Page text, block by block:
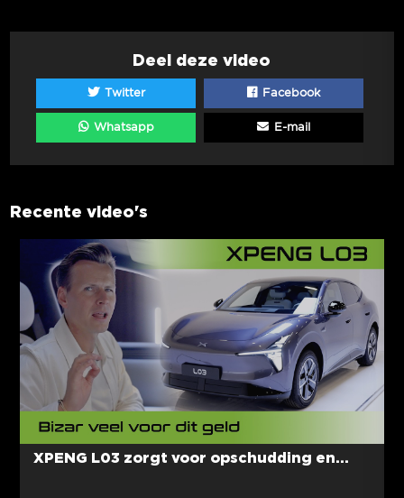
Deel deze video
Twitter Facebook
Whatsapp E-mail
Recente video's
XPENG L03 zorgt voor opschudding en...